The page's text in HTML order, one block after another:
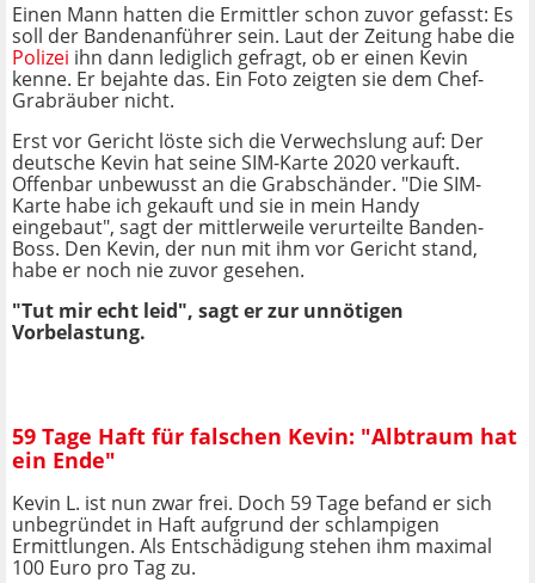
Einen Mann hatten die Ermittler schon zuvor gefasst: Es
soll der Bandenanführer sein. Laut der Zeitung habe die
Polizei ihn dann lediglich gefragt, ob er einen Kevin
kenne. Er bejahte das. Ein Foto zeigten sie dem Chef-
Grabräuber nicht.
Erst vor Gericht löste sich die Verwechslung auf: Der
deutsche Kevin hat seine SIM-Karte 2020 verkauft.
Offenbar unbewusst an die Grabschänder. "Die SIM-
Karte habe ich gekauft und sie in mein Handy
eingebaut", sagt der mittlerweile verurteilte Banden-
Boss. Den Kevin, der nun mit ihm vor Gericht stand,
habe er noch nie zuvor gesehen.
"Tut mir echt leid", sagt er zur unnötigen
Vorbelastung.
59 Tage Haft für falschen Kevin: "Albtraum hat
ein Ende"
Kevin L. ist nun zwar frei. Doch 59 Tage befand er sich
unbegründet in Haft aufgrund der schlampigen
Ermittlungen. Als Entschädigung stehen ihm maximal
100 Euro pro Tag zu.